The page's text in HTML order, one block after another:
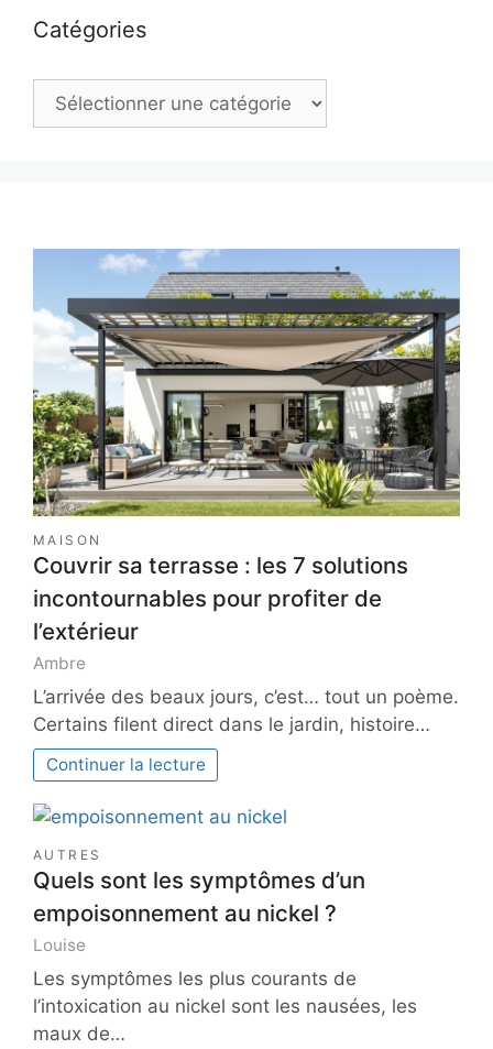
Catégories
Catégories
MAISON
Couvrir sa terrasse : les 7 solutions
incontournables pour profiter de
l’extérieur
Ambre
L’arrivée des beaux jours, c’est… tout un poème.
Certains filent direct dans le jardin, histoire…
Continuer la lecture
AUTRES
Quels sont les symptômes d’un
empoisonnement au nickel ?
Louise
Les symptômes les plus courants de
l’intoxication au nickel sont les nausées, les
maux de…